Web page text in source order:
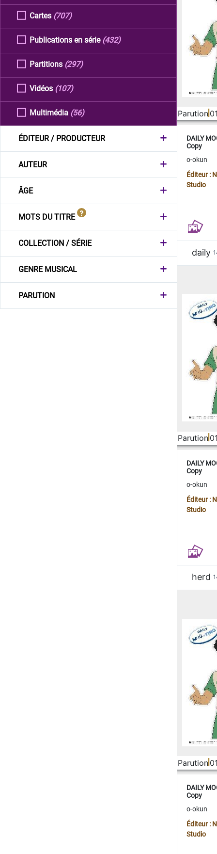
Cartes (707)
Publications en série (432)
Partitions (297)
Vidéos (107)
Multimédia (56)
ÉDITEUR / PRODUCTEUR
AUTEUR
ÂGE
MOTS DU TITRE
COLLECTION / SÉRIE
GENRE MUSICAL
PARUTION
Parution
DAILY
Copy
o-okun
Éditeur :
Studio
daily
Parution
DAILY
Copy
o-okun
Éditeur :
Studio
herd
Parution
DAILY
Copy
o-okun
Éditeur :
Studio